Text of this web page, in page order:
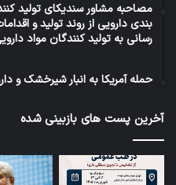
مصاحبه مشاور سندیکای تولید
بندی دارویی از روند تولید و
رسانی به تولید کنندگان مواد
حمله آمریکا به انبار شیرخشک و
آخرین پست های بازبینی شده